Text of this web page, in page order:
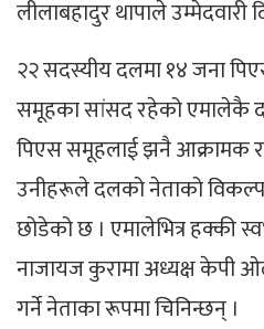
लीलाबहादुर थापाले उम्मेदवारी
२२ सदस्यीय दलमा १४ जना
समूहका सांसद रहेको एमालेकै
पिएस समूहलाई झनै आक्रामक र
उनीहरूले दलको नेताको
छोडेको छ । एमालेभित्र हक्की
नाजायज कुरामा अध्यक्ष
गर्ने नेताका रूपमा चिनिन्छन् ।